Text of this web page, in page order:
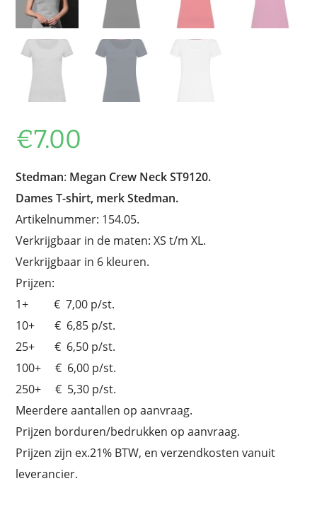
€7.00
Stedman: Megan Crew Neck ST9120.
Dames T-shirt, merk Stedman.
Artikelnummer: 154.05.
Verkrijgbaar in de maten: XS t/m XL.
Verkrijgbaar in 6 kleuren.
Prijzen:
1+ € 7,00 p/st.
10+ € 6,85 p/st.
25+ € 6,50 p/st.
100+ € 6,00 p/st.
250+ € 5,30 p/st.
Meerdere aantallen op aanvraag.
Prijzen borduren/bedrukken op aanvraag.
Prijzen zijn ex.21% BTW, en verzendkosten vanuit
leverancier.